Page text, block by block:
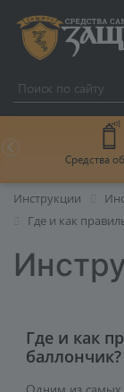
Средства
Инструкции
Где и как
Где и как
баллончик?